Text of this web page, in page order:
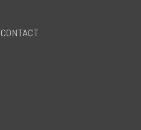
CONTACT